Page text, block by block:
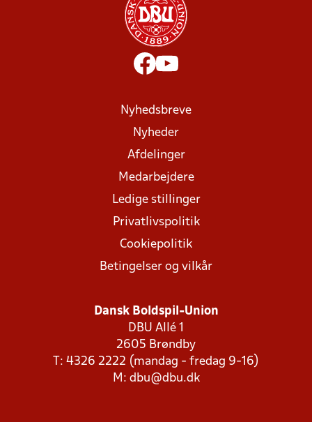
Nyhedsbreve
Nyheder
Afdelinger
Medarbejdere
Ledige stillinger
Privatlivspolitik
Cookiepolitik
Betingelser og vilkår
Dansk Boldspil-Union
DBU Allé 1
2605 Brøndby
T: 4326 2222 (mandag - fredag 9-16)
M: dbu@dbu.dk